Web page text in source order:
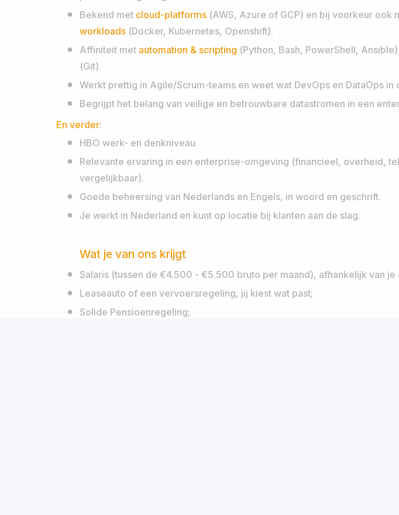
Bekend met cloud-platforms (AWS, Azure of GCP) en bij voorkeur ook
workloads (Docker, Kubernetes, Openshift).
Affiniteit met automation & scripting (Python, Bash, PowerShell,
(Git).
Werkt prettig in Agile/Scrum-teams en weet wat DevOps en DataOps in
Begrijpt het belang van veilige en betrouwbare datastromen in een
En verder:
HBO werk- en denkniveau.
Relevante ervaring in een enterprise-omgeving (financieel, overheid,
vergelijkbaar).
Goede beheersing van Nederlands en Engels, in woord en geschrift.
Je werkt in Nederland en kunt op locatie bij klanten aan de slag.
Wat je van ons krijgt
Salaris (tussen de €4.500 - €5.500 bruto per maand), afhankelijk van je
Leaseauto of een vervoersregeling, jij kiest wat past;
Solide Pensioenregeling;